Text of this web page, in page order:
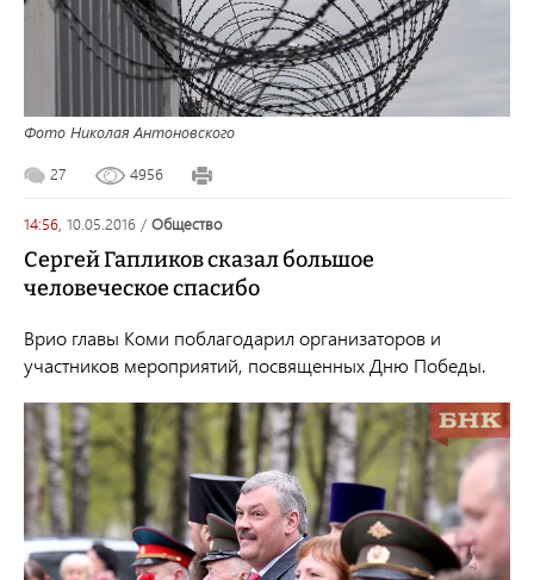
Фото Николая Антоновского
27 4956
14:56, 10.05.2016 / общество
Сергей Гапликов сказал большое
человеческое спасибо
Врио главы Коми поблагодарил организаторов и
участников мероприятий, посвященных Дню Победы.